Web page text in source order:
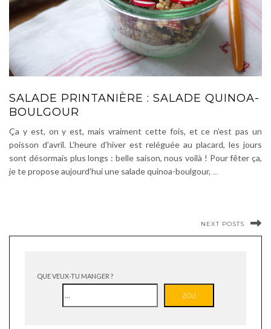
SALADE PRINTANIÈRE : SALADE QUINOA-
BOULGOUR
Ça y est, on y est, mais vraiment cette fois, et ce n’est pas un
poisson d’avril. L’heure d’hiver est reléguée au placard, les jours
sont désormais plus longs : belle saison, nous voilà ! Pour fêter ça,
je te propose aujourd’hui une salade quinoa-boulgour, …
NEXT POSTS
QUE VEUX-TU MANGER ?
ZOU